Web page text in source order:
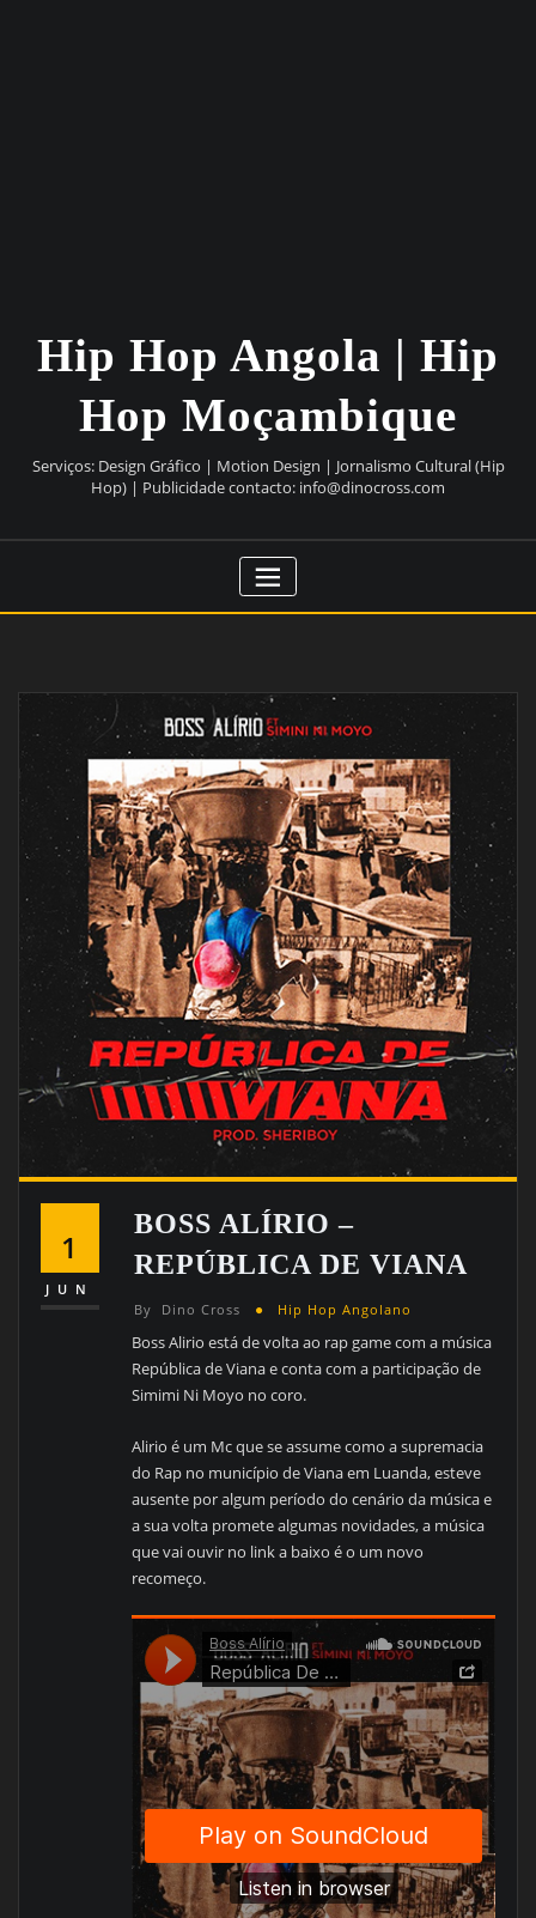
Hip Hop Angola | Hip
Hop Moçambique
Serviços: Design Gráfico | Motion Design | Jornalismo Cultural (Hip
Hop) | Publicidade contacto: info@dinocross.com
1
JUN
BOSS ALÍRIO –
REPÚBLICA DE VIANA
By Dino Cross Hip Hop Angolano
Boss Alirio está de volta ao rap game com a música
República de Viana e conta com a participação de
Simimi Ni Moyo no coro.
Alirio é um Mc que se assume como a supremacia
do Rap no município de Viana em Luanda, esteve
ausente por algum período do cenário da música e
a sua volta promete algumas novidades, a música
que vai ouvir no link a baixo é o um novo
recomeço.